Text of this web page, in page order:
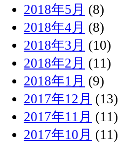
2018年5月 (8)
2018年4月 (8)
2018年3月 (10)
2018年2月 (11)
2018年1月 (9)
2017年12月 (13)
2017年11月 (11)
2017年10月 (11)